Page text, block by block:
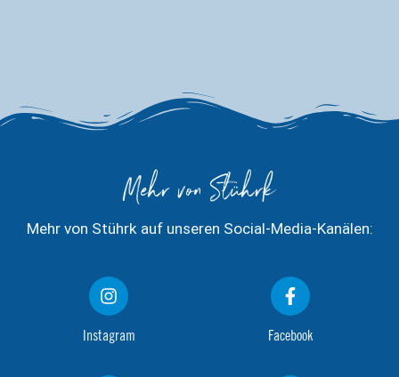
Mehr von Stührk
Mehr von Stührk auf unseren Social-Media-Kanälen:
Instagram Facebook